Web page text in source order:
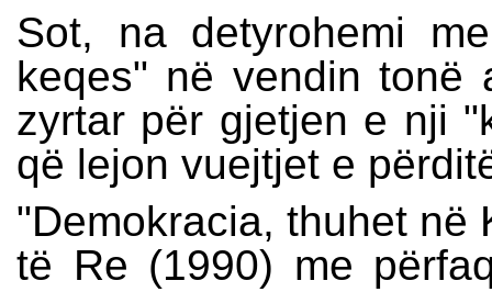
Sot, na detyrohemi
keqes" në vendin tonë
zyrtar për gjetjen e nji
që lejon vuejtjet e
"Demokracia, thuhet në
të Re (1990) me